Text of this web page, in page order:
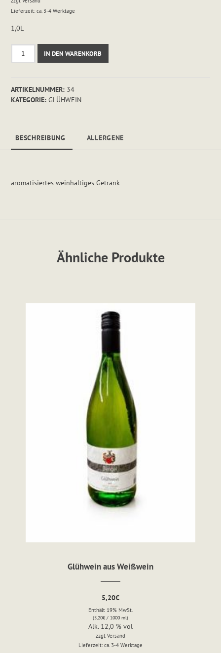
Lieferzeit: ca. 3-4 Werktage
1,0L
Glühwein
IN DEN WARENKORB
ARTIKELNUMMER: 34
KATEGORIE: GLÜHWEIN
BESCHREIBUNG ALLERGENE
aromatisiertes weinhaltiges Getränk
Ähnliche Produkte
Glühwein aus Weißwein
5,20€
Enthält 19% MwSt.
(5,20€/ 1000 ml)
Alk. 12,0 % vol
zzgl.Versand
Lieferzeit: ca. 3-4 Werktage